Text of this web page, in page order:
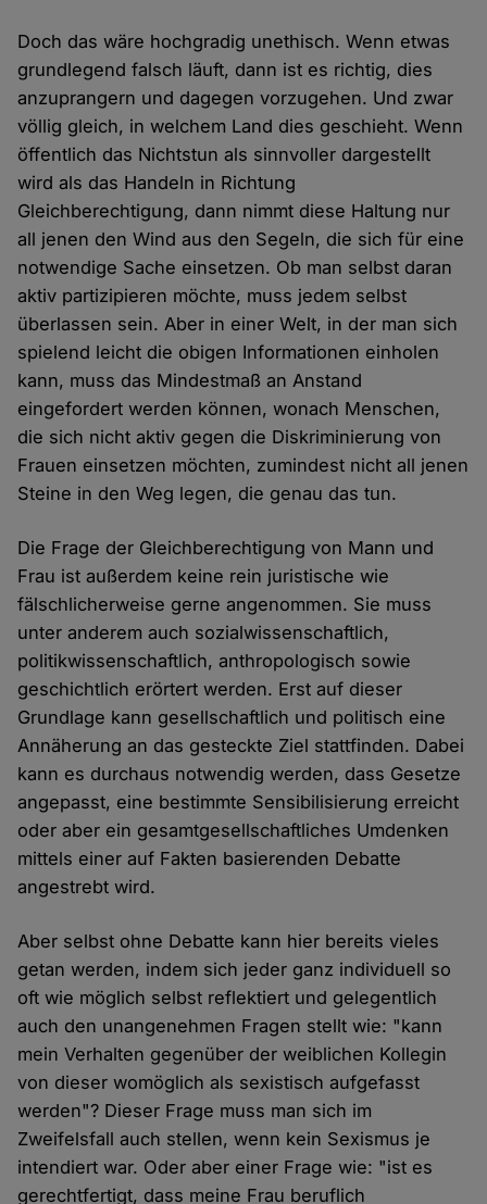
Doch das wäre hochgradig unethisch. Wenn etwas
grundlegend falsch läuft, dann ist es richtig, dies
anzuprangern und dagegen vorzugehen. Und zwar
völlig gleich, in welchem Land dies geschieht. Wenn
öffentlich das Nichtstun als sinnvoller dargestellt
wird als das Handeln in Richtung
Gleichberechtigung, dann nimmt diese Haltung nur
all jenen den Wind aus den Segeln, die sich für eine
notwendige Sache einsetzen. Ob man selbst daran
aktiv partizipieren möchte, muss jedem selbst
überlassen sein. Aber in einer Welt, in der man sich
spielend leicht die obigen Informationen einholen
kann, muss das Mindestmaß an Anstand
eingefordert werden können, wonach Menschen,
die sich nicht aktiv gegen die Diskriminierung von
Frauen einsetzen möchten, zumindest nicht all jenen
Steine in den Weg legen, die genau das tun.
Die Frage der Gleichberechtigung von Mann und
Frau ist außerdem keine rein juristische wie
fälschlicherweise gerne angenommen. Sie muss
unter anderem auch sozialwissenschaftlich,
politikwissenschaftlich, anthropologisch sowie
geschichtlich erörtert werden. Erst auf dieser
Grundlage kann gesellschaftlich und politisch eine
Annäherung an das gesteckte Ziel stattfinden. Dabei
kann es durchaus notwendig werden, dass Gesetze
angepasst, eine bestimmte Sensibilisierung erreicht
oder aber ein gesamtgesellschaftliches Umdenken
mittels einer auf Fakten basierenden Debatte
angestrebt wird.
Aber selbst ohne Debatte kann hier bereits vieles
getan werden, indem sich jeder ganz individuell so
oft wie möglich selbst reflektiert und gelegentlich
auch den unangenehmen Fragen stellt wie: "kann
mein Verhalten gegenüber der weiblichen Kollegin
von dieser womöglich als sexistisch aufgefasst
werden"? Dieser Frage muss man sich im
Zweifelsfall auch stellen, wenn kein Sexismus je
intendiert war. Oder aber einer Frage wie: "ist es
gerechtfertigt, dass meine Frau beruflich